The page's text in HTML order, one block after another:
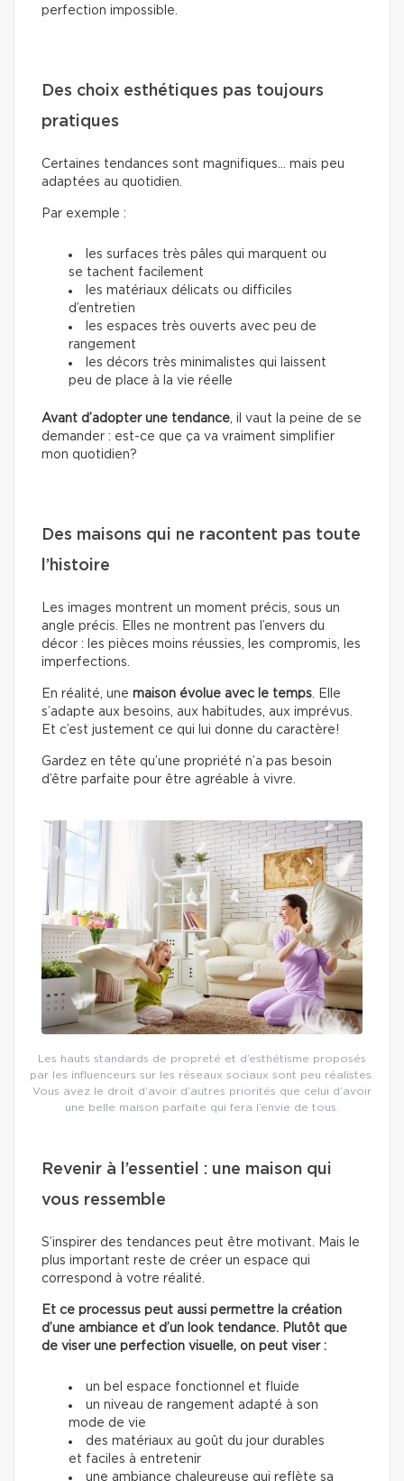
perfection impossible.
Des choix esthétiques pas toujours
pratiques
Certaines tendances sont magnifiques… mais peu
adaptées au quotidien.
Par exemple :
les surfaces très pâles qui marquent ou
se tachent facilement
les matériaux délicats ou difficiles
d’entretien
les espaces très ouverts avec peu de
rangement
les décors très minimalistes qui laissent
peu de place à la vie réelle
Avant d’adopter une tendance , il vaut la peine de se
demander : est-ce que ça va vraiment simplifier
mon quotidien?
Des maisons qui ne racontent pas toute
l’histoire
Les images montrent un moment précis, sous un
angle précis. Elles ne montrent pas l’envers du
décor : les pièces moins réussies, les compromis, les
imperfections.
En réalité, une maison évolue avec le temps . Elle
s’adapte aux besoins, aux habitudes, aux imprévus.
Et c’est justement ce qui lui donne du caractère!
Gardez en tête qu’une propriété n’a pas besoin
d’être parfaite pour être agréable à vivre.
Les hauts standards de propreté et d’esthétisme proposés
par les influenceurs sur les réseaux sociaux sont peu réalistes.
Vous avez le droit d’avoir d’autres priorités que celui d’avoir
une belle maison parfaite qui fera l’envie de tous.
Revenir à l’essentiel : une maison qui
vous ressemble
S’inspirer des tendances peut être motivant. Mais le
plus important reste de créer un espace qui
correspond à votre réalité.
Et ce processus peut aussi permettre la création
d’une ambiance et d’un look tendance. Plutôt que
de viser une perfection visuelle, on peut viser :
un bel espace fonctionnel et fluide
un niveau de rangement adapté à son
mode de vie
des matériaux au goût du jour durables
et faciles à entretenir
une ambiance chaleureuse qui reflète sa